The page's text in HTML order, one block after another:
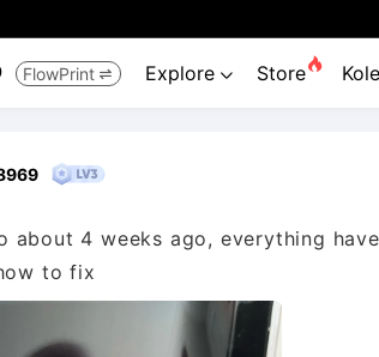
FlowPrint  Explore  Store
about 4 weeks ago, everything
to fix